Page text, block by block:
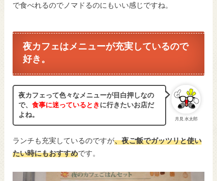
で食べれるのでノマドるのにもいい感じですね。
夜カフェはメニューが充実しているので
好き。
月見 水太郎
夜カフェって色々なメニューが目白押しなの
で、食事に迷っているとき に行きたいお店だ
よね。
ランチも充実しているのですが、夜ご飯でガッツリと使い
たい時にもおすすめです。